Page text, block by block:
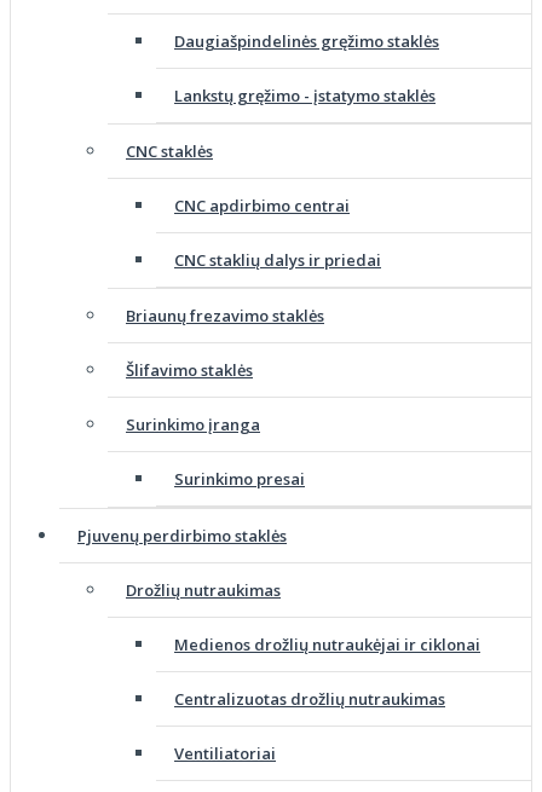
Daugiašpindelinės gręžimo staklės
Lankstų gręžimo - įstatymo staklės
CNC staklės
CNC apdirbimo centrai
CNC staklių dalys ir priedai
Briaunų frezavimo staklės
Šlifavimo staklės
Surinkimo įranga
Surinkimo presai
Pjuvenų perdirbimo staklės
Drožlių nutraukimas
Medienos drožlių nutraukėjai ir ciklonai
Centralizuotas drožlių nutraukimas
Ventiliatoriai